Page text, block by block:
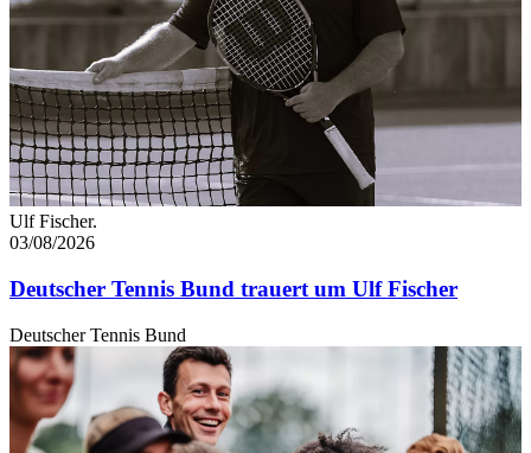
Ulf Fischer.
03/08/2026
Deutscher Tennis Bund trauert um Ulf Fischer
Deutscher Tennis Bund